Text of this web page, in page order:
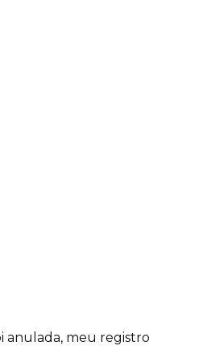
anulada, meu registro